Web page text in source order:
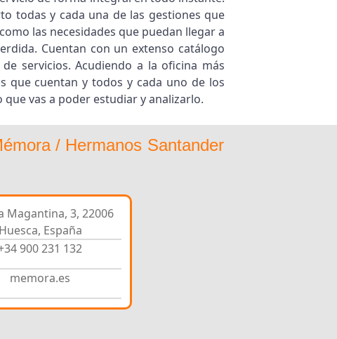
todas y cada una de las gestiones que
las necesidades que puedan llegar a
Cuentan con un extenso catálogo
servicios. Acudiendo a la oficina más
que cuentan y todos y cada uno de los
vas a poder estudiar y analizarlo.
/ Hermanos Santander
Magantina, 3, 22006
Huesca, España
900 231 132
memora.es